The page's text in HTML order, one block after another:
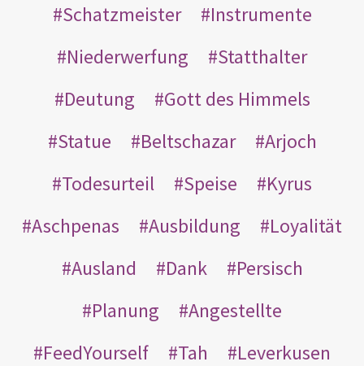
Schatzmeister
Instrumente
Niederwerfung
Statthalter
Deutung
Gott des Himmels
Statue
Beltschazar
Arjoch
Todesurteil
Speise
Kyrus
Aschpenas
Ausbildung
Loyalität
Ausland
Dank
Persisch
Planung
Angestellte
FeedYourself
Tah
Leverkusen